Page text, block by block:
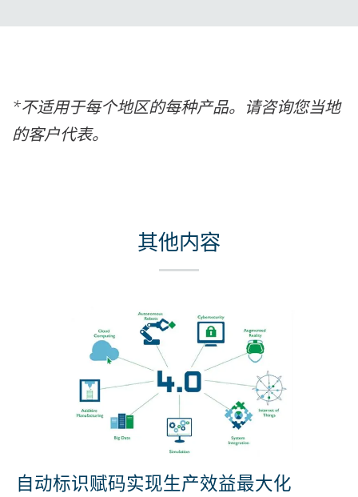
*不适用于每个地区的每种产品。请咨询您当地
的客户代表。
其他内容
自动标识赋码实现生产效益最大化